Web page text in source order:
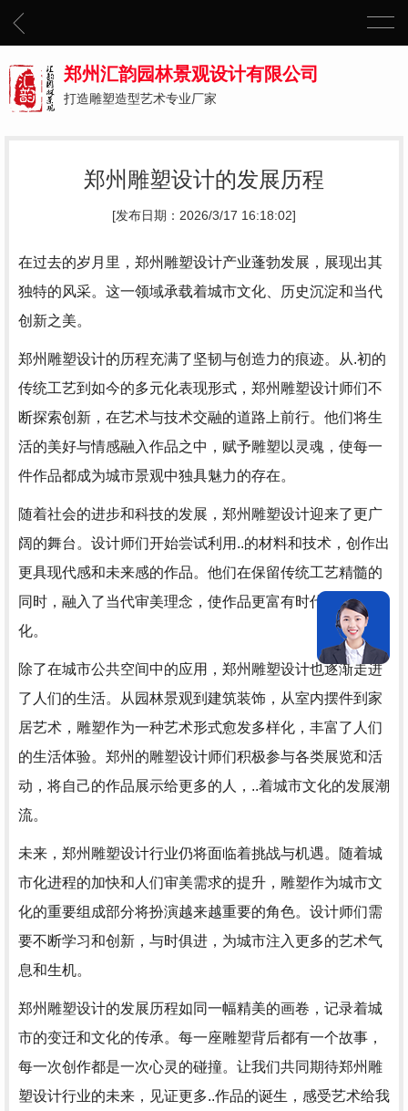
郑州汇韵园林景观设计有限公司
打造雕塑造型艺术专业厂家
郑州雕塑设计的发展历程
[发布日期：2026/3/17 16:18:02]
在过去的岁月里，郑州雕塑设计产业蓬勃发展，展现出其
独特的风采。这一领域承载着城市文化、历史沉淀和当代
创新之美。
郑州雕塑设计的历程充满了坚韧与创造力的痕迹。从.初的
传统工艺到如今的多元化表现形式，郑州雕塑设计师们不
断探索创新，在艺术与技术交融的道路上前行。他们将生
活的美好与情感融入作品之中，赋予雕塑以灵魂，使每一
件作品都成为城市景观中独具魅力的存在。
随着社会的进步和科技的发展，郑州雕塑设计迎来了更广
阔的舞台。设计师们开始尝试利用..的材料和技术，创作出
更具现代感和未来感的作品。他们在保留传统工艺精髓的
同时，融入了当代审美理念，使作品更富有时代感和个性
化。
除了在城市公共空间中的应用，郑州雕塑设计也逐渐走进
了人们的生活。从园林景观到建筑装饰，从室内摆件到家
居艺术，雕塑作为一种艺术形式愈发多样化，丰富了人们
的生活体验。郑州的雕塑设计师们积极参与各类展览和活
动，将自己的作品展示给更多的人，..着城市文化的发展潮
流。
未来，郑州雕塑设计行业仍将面临着挑战与机遇。随着城
市化进程的加快和人们审美需求的提升，雕塑作为城市文
化的重要组成部分将扮演越来越重要的角色。设计师们需
要不断学习和创新，与时俱进，为城市注入更多的艺术气
息和生机。
郑州雕塑设计的发展历程如同一幅精美的画卷，记录着城
市的变迁和文化的传承。每一座雕塑背后都有一个故事，
每一次创作都是一次心灵的碰撞。让我们共同期待郑州雕
塑设计行业的未来，见证更多..作品的诞生，感受艺术给我